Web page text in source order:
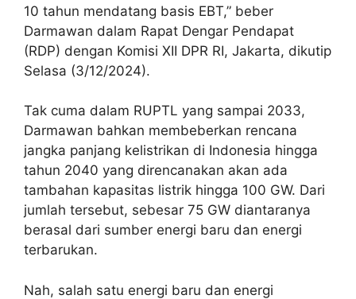
10 tahun mendatang basis EBT,” beber
Darmawan dalam Rapat Dengar Pendapat
(RDP) dengan Komisi XII DPR RI, Jakarta, dikutip
Selasa (3/12/2024).
Tak cuma dalam RUPTL yang sampai 2033,
Darmawan bahkan membeberkan rencana
jangka panjang kelistrikan di Indonesia hingga
tahun 2040 yang direncanakan akan ada
tambahan kapasitas listrik hingga 100 GW. Dari
jumlah tersebut, sebesar 75 GW diantaranya
berasal dari sumber energi baru dan energi
terbarukan.
Nah, salah satu energi baru dan energi